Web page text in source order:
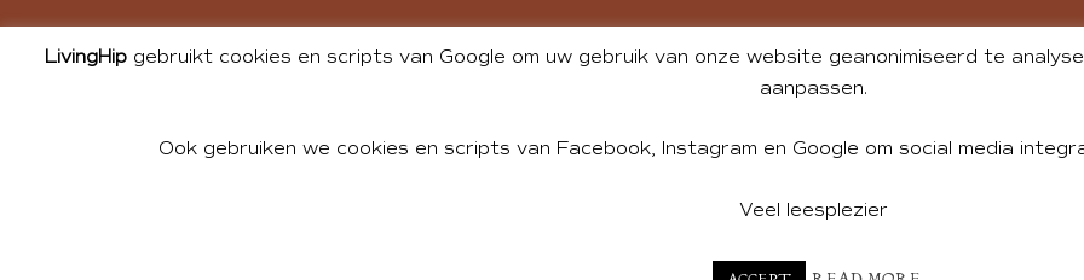
© 2026 ALL PHOTOS & CONTENT BY ANDREA DE GROOT. WEBSITE DESIGN BY
LivingHip gebruikt cookies en scripts van Google om uw gebruik van onze website geanonimiseerd te
aanpassen.
Ook gebruiken we cookies en scripts van Facebook, Instagram en Google om social media
Veel leesplezier